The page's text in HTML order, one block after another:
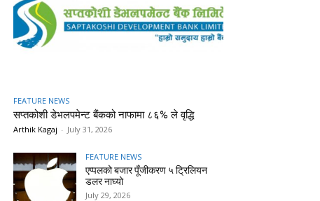
FEATURE NEWS
सप्तकोशी डेभलपमेन्ट बैंकको नाफामा ८६% ले वृद्धि
Arthik Kagaj - July 31, 2026
FEATURE NEWS
एप्पलको बजार पूँजीकरण ५ ट्रिलियन
डलर नाघ्यो
July 29, 2026